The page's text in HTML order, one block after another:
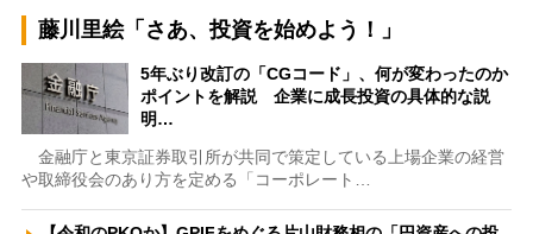
藤川里絵「さあ、投資を始めよう！」
5年ぶり改訂の「CGコード」、何が変わったのか
ポイントを解説 企業に成長投資の具体的な説
明…
金融庁と東京証券取引所が共同で策定している上場企業の経営
や取締役会のあり方を定める「コーポレート…